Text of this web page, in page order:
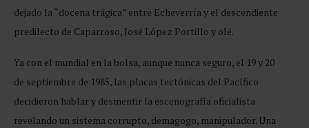
dejado la “docena trágica” entre Echeverría y el descendiente
predilecto de Caparroso, José López Portillo y olé.
Ya con el mundial en la bolsa, aunque nunca seguro, el 19 y 20
de septiembre de 1985, las placas tectónicas del Pacífico
decidieron hablar y desmentir la escenografía oficialista
revelando un sistema corrupto, demagogo, manipulador. Una